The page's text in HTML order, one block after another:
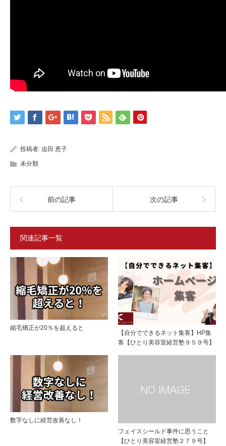
投稿者: 迫田 恵子
未分類
前の記事 次の記事
関連記事一覧
縮毛矯正が20％を超えると
【自分でできるネット集客】HP集
客【ひとり美容室経営塾９５９号】
数字なしに経営改善なし！
フェイスシールド事件に思うこと
【ひとり美容室経営塾２７９号】